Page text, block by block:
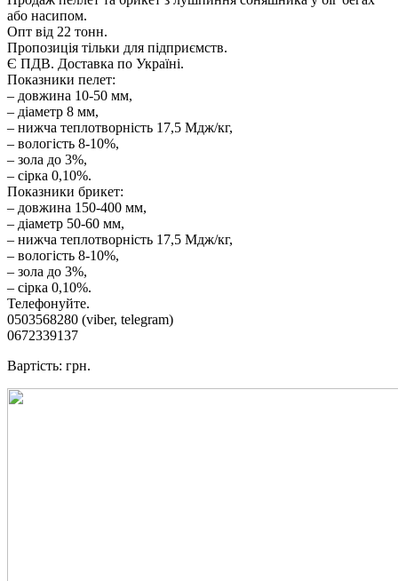
або насипом.
Опт від 22 тонн.
Пропозиція тільки для підприємств.
Є ПДВ. Доставка по Україні.
Показники пелет:
– довжина 10-50 мм,
– діаметр 8 мм,
– нижча теплотворність 17,5 Мдж/кг,
– вологість 8-10%,
– зола до 3%,
– сірка 0,10%.
Показники брикет:
– довжина 150-400 мм,
– діаметр 50-60 мм,
– нижча теплотворність 17,5 Мдж/кг,
– вологість 8-10%,
– зола до 3%,
– сірка 0,10%.
Телефонуйте.
0503568280 (viber, telegram)
0672339137
Вартість: грн.